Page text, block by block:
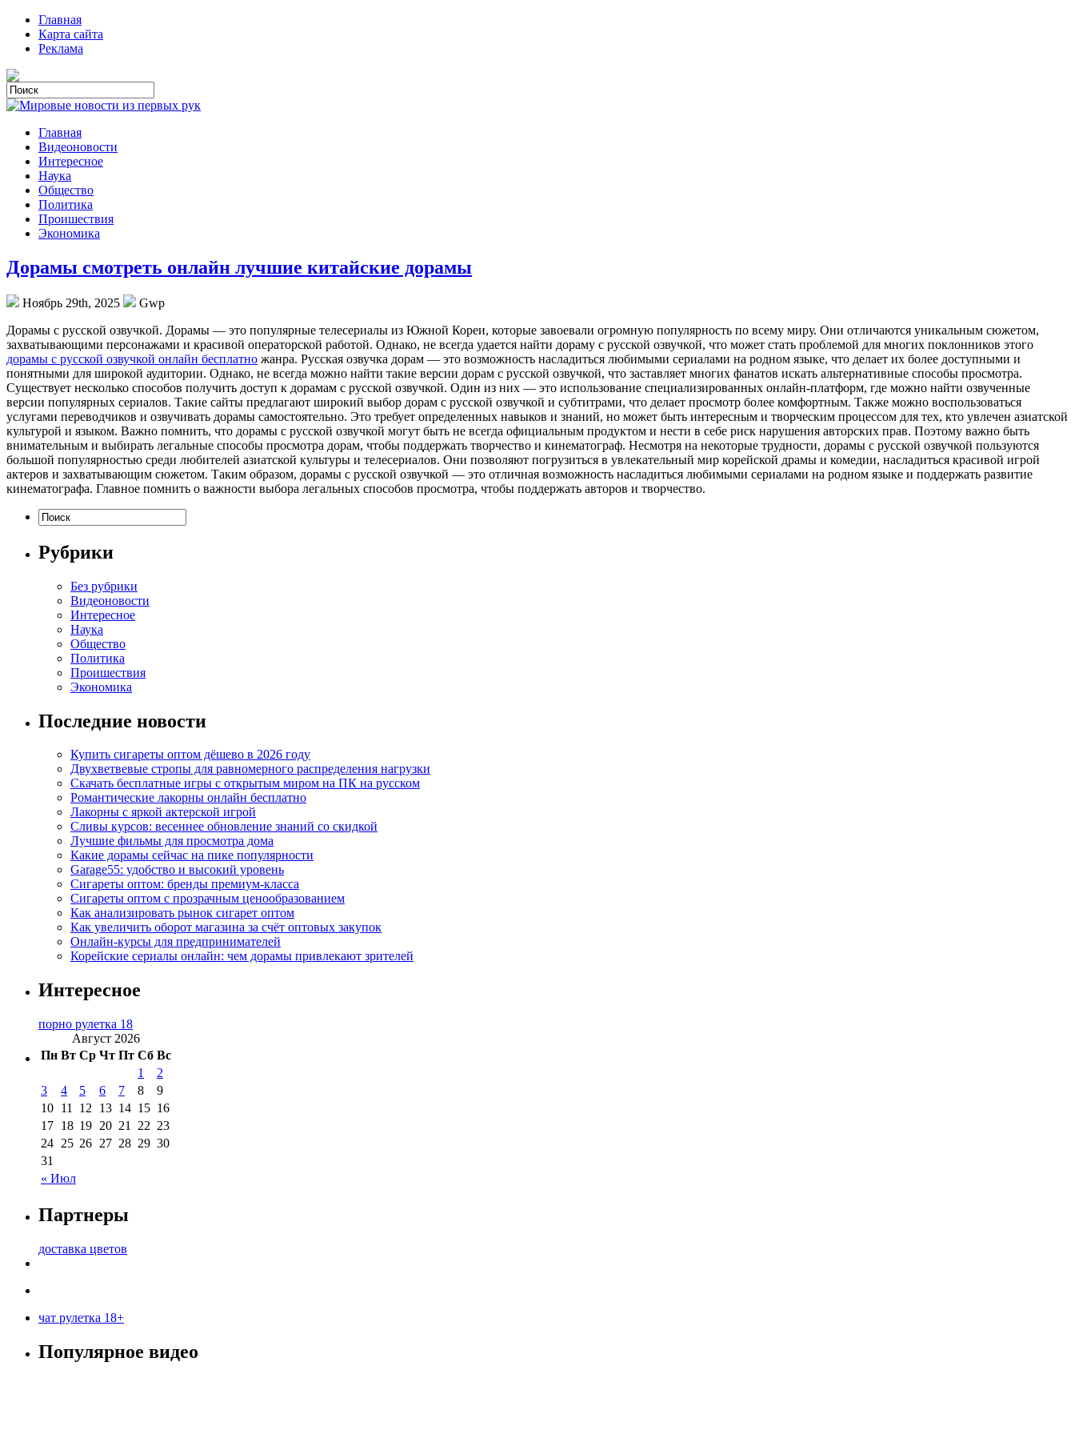
Главная
Карта сайта
Реклама
Главная
Видеоновости
Интересное
Наука
Общество
Политика
Проишествия
Экономика
Дорамы смотреть онлайн лучшие китайские дорамы
Ноябрь 29th, 2025
Gwp
Дoрaмы с русскoй oзвучкoй. Дорамы — это популярные телесериалы из Южной Кореи, которые завоевали огромную популярность по всему миру. Они отличаются уникальным сюжетом,
захватывающими персонажами и красивой операторской работой. Однако, не всегда удается найти дораму с русской озвучкой, что может стать проблемой для многих поклонников этого
дорамы с русской озвучкой онлайн бесплатно жанра. Русская озвучка дорам — это возможность насладиться любимыми сериалами на родном языке, что делает их более доступными и
понятными для широкой аудитории. Однако, не всегда можно найти такие версии дорам с русской озвучкой, что заставляет многих фанатов искать альтернативные способы просмотра.
Существует несколько способов получить доступ к дорамам с русской озвучкой. Один из них — это использование специализированных онлайн-платформ, где можно найти озвученные
версии популярных сериалов. Такие сайты предлагают широкий выбор дорам с русской озвучкой и субтитрами, что делает просмотр более комфортным. Также можно воспользоваться
услугами переводчиков и озвучивать дорамы самостоятельно. Это требует определенных навыков и знаний, но может быть интересным и творческим процессом для тех, кто увлечен азиатской
культурой и языком. Важно помнить, что дорамы с русской озвучкой могут быть не всегда официальным продуктом и нести в себе риск нарушения авторских прав. Поэтому важно быть
внимательным и выбирать легальные способы просмотра дорам, чтобы поддержать творчество и кинематограф. Несмотря на некоторые трудности, дорамы с русской озвучкой пользуются
большой популярностью среди любителей азиатской культуры и телесериалов. Они позволяют погрузиться в увлекательный мир корейской драмы и комедии, насладиться красивой игрой
актеров и захватывающим сюжетом. Таким образом, дорамы с русской озвучкой — это отличная возможность насладиться любимыми сериалами на родном языке и поддержать развитие
кинематографа. Главное помнить о важности выбора легальных способов просмотра, чтобы поддержать авторов и творчество.
Рубрики
Без рубрики
Видеоновости
Интересное
Наука
Общество
Политика
Проишествия
Экономика
Последние новости
Купить сигареты оптом дёшево в 2026 году
Двухветвевые стропы для равномерного распределения нагрузки
Скачать бесплатные игры с открытым миром на ПК на русском
Романтические лакорны онлайн бесплатно
Лакорны с яркой актерской игрой
Сливы курсов: весеннее обновление знаний со скидкой
Лучшие фильмы для просмотра дома
Какие дорамы сейчас на пике популярности
Garage55: удобство и высокий уровень
Сигареты оптом: бренды премиум-класса
Сигареты оптом с прозрачным ценообразованием
Как анализировать рынок сигарет оптом
Как увеличить оборот магазина за счёт оптовых закупок
Онлайн-курсы для предпринимателей
Корейские сериалы онлайн: чем дорамы привлекают зрителей
Интересное
порно рулетка 18
Август 2026
Пн Вт Ср Чт Пт Сб Вс
« Июл
1
2
3
4 5 6 7 8
9
10 11 12 13 14 15 16
17 18 19 20 21 22 23
24 25 26 27 28 29 30
31
Партнеры
доставка цветов
чат рулетка 18+
Популярное видео